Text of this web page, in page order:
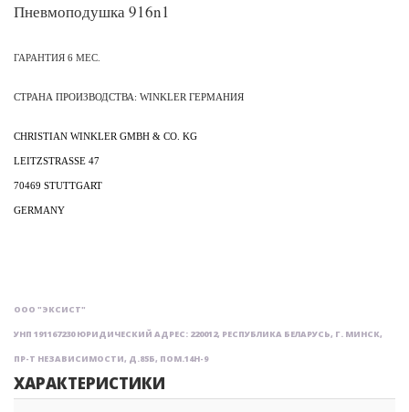
Пневмоподушка 916n1
ГАРАНТИЯ 6 МЕС.
СТРАНА ПРОИЗВОДСТВА: WINKLER ГЕРМАНИЯ
CHRISTIAN WINKLER GMBH & CO. KG
LEITZSTRASSE 47
70469 STUTTGART
GERMANY
ООО "ЭКСИСТ"
УНП 191167230 ЮРИДИЧЕСКИЙ АДРЕС: 220012, РЕСПУБЛИКА БЕЛАРУСЬ, Г. МИНСК,
ПР-Т НЕЗАВИСИМОСТИ, Д.85Б, ПОМ.14Н-9
ХАРАКТЕРИСТИКИ